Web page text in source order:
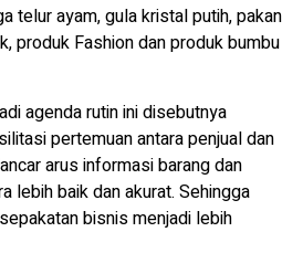
telur ayam, gula kristal putih, pakan
produk Fashion dan produk bumbu
agenda rutin ini disebutnya
pertemuan antara penjual dan
arus informasi barang dan
lebih baik dan akurat. Sehingga
bisnis menjadi lebih